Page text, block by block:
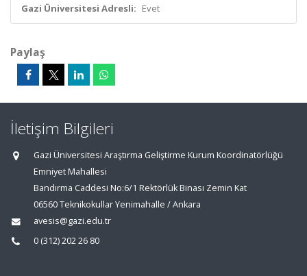
Gazi Üniversitesi Adresli: Evet
Paylaş
İletişim Bilgileri
Gazi Üniversitesi Araştırma Geliştirme Kurum Koordinatörlüğü
Emniyet Mahallesi
Bandırma Caddesi No:6/1 Rektörlük Binası Zemin Kat
06560 Teknikokullar Yenimahalle / Ankara
avesis@gazi.edu.tr
0 (312) 202 26 80